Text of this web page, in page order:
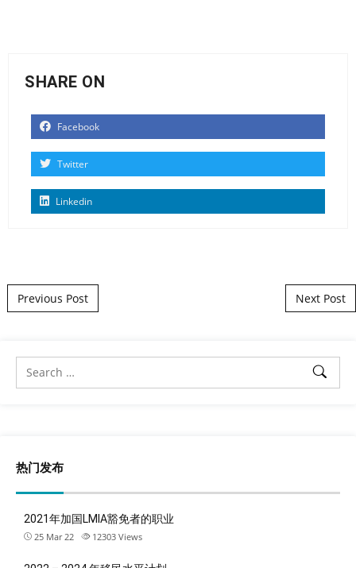
SHARE ON
Facebook
Twitter
Linkedin
Post navigation
Previous Post Next Post
热门发布
2021年加国LMIA豁免者的职业
25 Mar 22 12303 Views